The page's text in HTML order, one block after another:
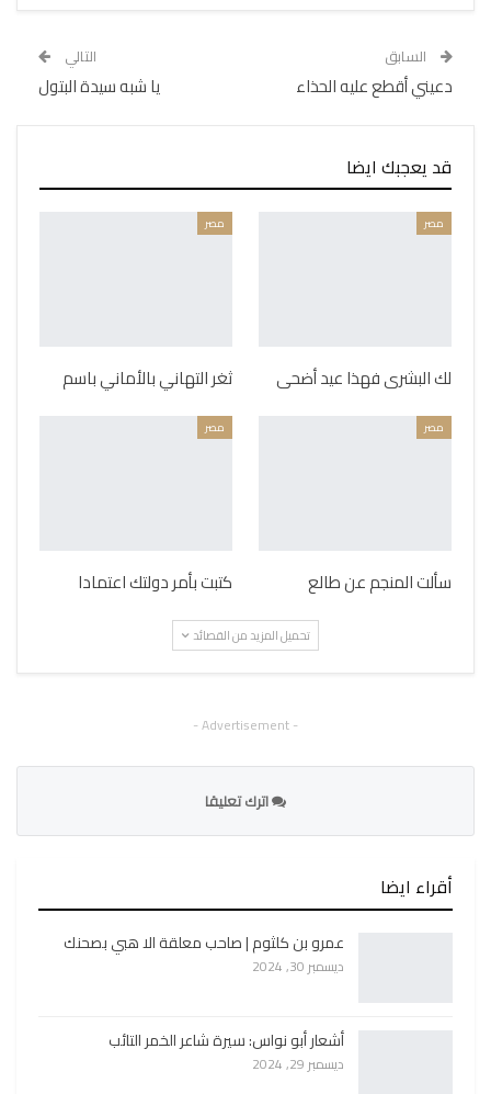
السابق
دعيني أقطع عليه الحذاء
التالي
يا شبه سيدة البتول
قد يعجبك ايضا
مصر
لك البشرى فهذا عيد أضحى
مصر
ثغر التهاني بالأماني باسم
مصر
سألت المنجم عن طالع
مصر
كتبت بأمر دولتك اعتمادا
تحميل المزيد من القصائد
- Advertisement -
اترك تعليقا
أقراء ايضا
عمرو بن كلثوم | صاحب معلقة الا هبي بصحنك
ديسمبر 30, 2024
أشعار أبو نواس: سيرة شاعر الخمر التائب
ديسمبر 29, 2024